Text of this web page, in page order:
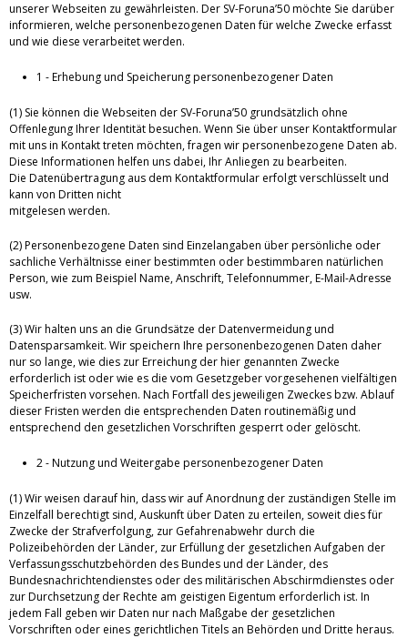
unserer Webseiten zu gewährleisten. Der SV-Foruna’50 möchte Sie darüber
informieren, welche personenbezogenen Daten für welche Zwecke erfasst
und wie diese verarbeitet werden.
1 - Erhebung und Speicherung personenbezogener Daten
(1) Sie können die Webseiten der SV-Foruna’50 grundsätzlich ohne
Offenlegung Ihrer Identität besuchen. Wenn Sie über unser Kontaktformular
mit uns in Kontakt treten möchten, fragen wir personenbezogene Daten ab.
Diese Informationen helfen uns dabei, Ihr Anliegen zu bearbeiten.
Die Datenübertragung aus dem Kontaktformular erfolgt verschlüsselt und
kann von Dritten nicht
mitgelesen werden.
(2) Personenbezogene Daten sind Einzelangaben über persönliche oder
sachliche Verhältnisse einer bestimmten oder bestimmbaren natürlichen
Person, wie zum Beispiel Name, Anschrift, Telefonnummer, E-Mail-Adresse
usw.
(3) Wir halten uns an die Grundsätze der Datenvermeidung und
Datensparsamkeit. Wir speichern Ihre personenbezogenen Daten daher
nur so lange, wie dies zur Erreichung der hier genannten Zwecke
erforderlich ist oder wie es die vom Gesetzgeber vorgesehenen vielfältigen
Speicherfristen vorsehen. Nach Fortfall des jeweiligen Zweckes bzw. Ablauf
dieser Fristen werden die entsprechenden Daten routinemäßig und
entsprechend den gesetzlichen Vorschriften gesperrt oder gelöscht.
2 - Nutzung und Weitergabe personenbezogener Daten
(1) Wir weisen darauf hin, dass wir auf Anordnung der zuständigen Stelle im
Einzelfall berechtigt sind, Auskunft über Daten zu erteilen, soweit dies für
Zwecke der Strafverfolgung, zur Gefahrenabwehr durch die
Polizeibehörden der Länder, zur Erfüllung der gesetzlichen Aufgaben der
Verfassungsschutzbehörden des Bundes und der Länder, des
Bundesnachrichtendienstes oder des militärischen Abschirmdienstes oder
zur Durchsetzung der Rechte am geistigen Eigentum erforderlich ist. In
jedem Fall geben wir Daten nur nach Maßgabe der gesetzlichen
Vorschriften oder eines gerichtlichen Titels an Behörden und Dritte heraus.